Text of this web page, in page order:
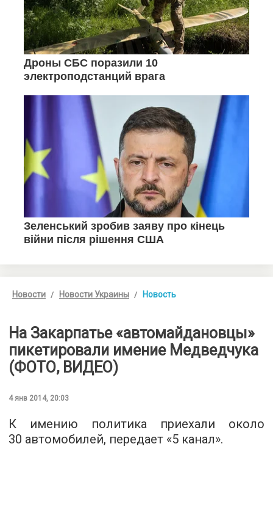
Новости Новости Украины Новость
На Закарпатье «автомайдановцы»
пикетировали имение Медведчука
(ФОТО, ВИДЕО)
4 янв 2014, 20:03
К имению политика приехали около
30 автомобилей, передает «5 канал».